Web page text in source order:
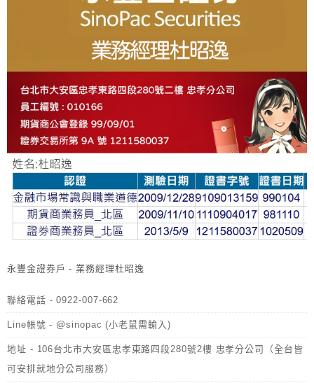
永豐金證券戶 - 業務經理杜昭逸
聯絡電話 - 0922-007-662
Line帳號 - @sinopac (小老鼠需輸入)
地址 - 106台北市大安區忠孝東路四段280號2樓 忠孝分公司（全台皆
可安排就地分公司服務）